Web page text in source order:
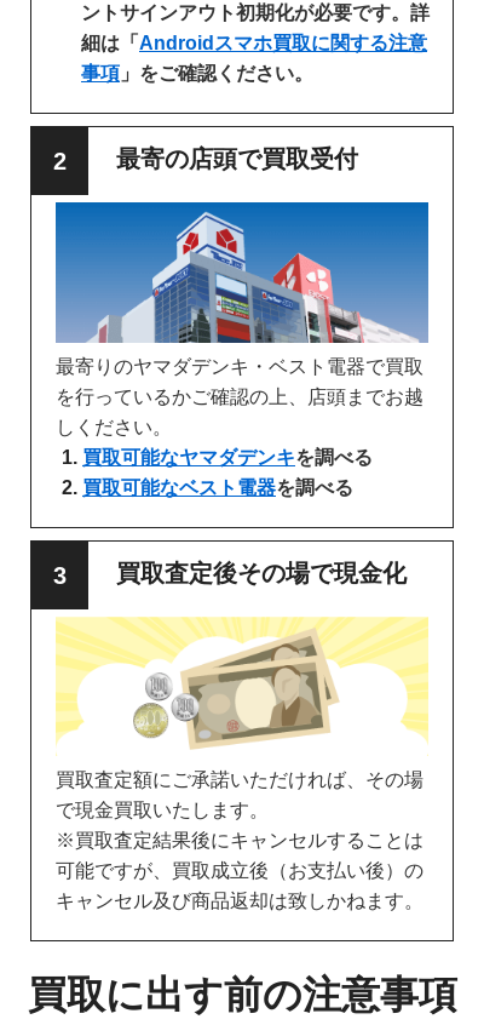
ントサインアウト初期化が必要です。詳
細は「 Androidスマホ買取に関する注意
事項 」をご確認ください。
最寄の店頭で買取受付
最寄りのヤマダデンキ・ベスト電器で買取
を行っているかご確認の上、店頭までお越
しください。
買取可能なヤマダデンキを調べる
買取可能なベスト電器を調べる
買取査定後その場で現金化
買取査定額にご承諾いただければ、その場
で現金買取いたします。
※買取査定結果後にキャンセルすることは
可能ですが、買取成立後（お支払い後）の
キャンセル及び商品返却は致しかねます。
買取に出す前の注意事項